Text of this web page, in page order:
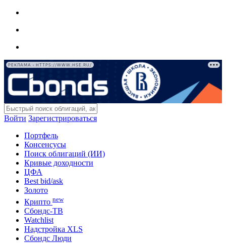
РЕКЛАМА • HTTPS://WWW.HSE.RU/
Войти Зарегистрироваться
Портфель
Консенсусы
Поиск облигаций (ИИ)
Кривые доходности
ЦФА
Best bid/ask
Золото
Крипто new
Сбондс-ТВ
Watchlist
Надстройка XLS
Сбондс Люди